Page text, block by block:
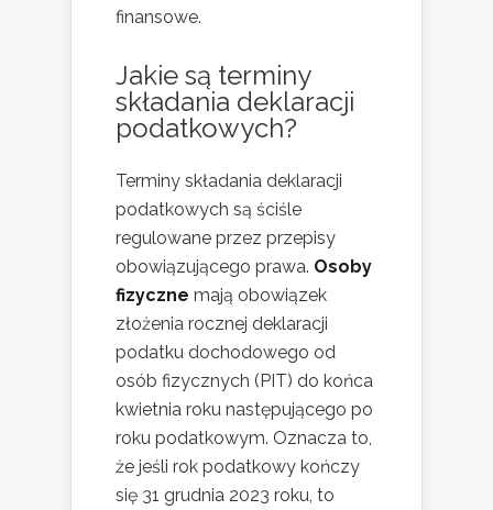
finansowe.
Jakie są terminy
składania deklaracji
podatkowych?
Terminy składania deklaracji
podatkowych są ściśle
regulowane przez przepisy
obowiązującego prawa. Osoby
fizyczne mają obowiązek
złożenia rocznej deklaracji
podatku dochodowego od
osób fizycznych (PIT) do końca
kwietnia roku następującego po
roku podatkowym. Oznacza to,
że jeśli rok podatkowy kończy
się 31 grudnia 2023 roku, to